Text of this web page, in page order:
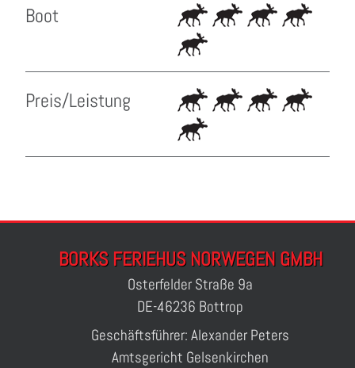
Boot
Preis/Leistung
BORKS FERIEHUS NORWEGEN GMBH
Osterfelder Straße 9a
DE-46236 Bottrop
Geschäftsführer: Alexander Peters
Amtsgericht Gelsenkirchen